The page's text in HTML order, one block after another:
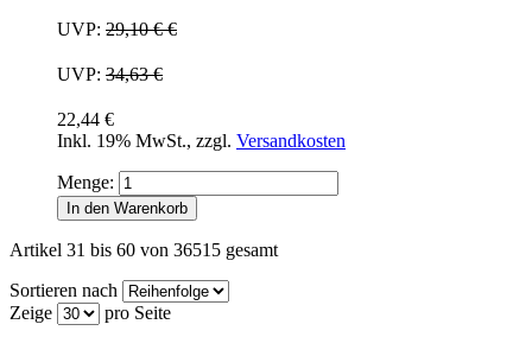
UVP: 29,10 €€
UVP: 34,63 €
22,44 €
Inkl. 19% MwSt., zzgl. Versandkosten
Menge:
In den Warenkorb
Artikel 31 bis 60 von 36515 gesamt
Sortieren nach
Zeige
pro Seite